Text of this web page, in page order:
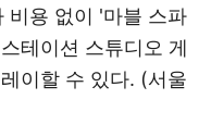
비용 없이 '마블 스파
테이션 스튜디오 게
이할 수 있다. (서울